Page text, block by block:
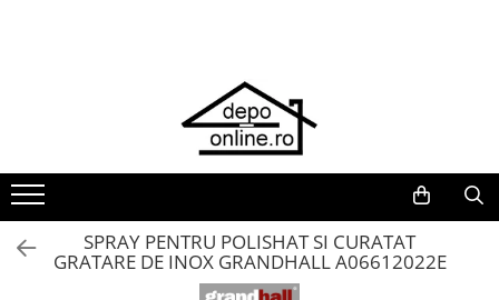
Grătare barbeque din fontă
România
Grătare tehnice din fontă România
Vase de gătit din fontă România
SPRAY PENTRU POLISHAT SI CURATAT
GRATARE DE INOX GRANDHALL A06612022E